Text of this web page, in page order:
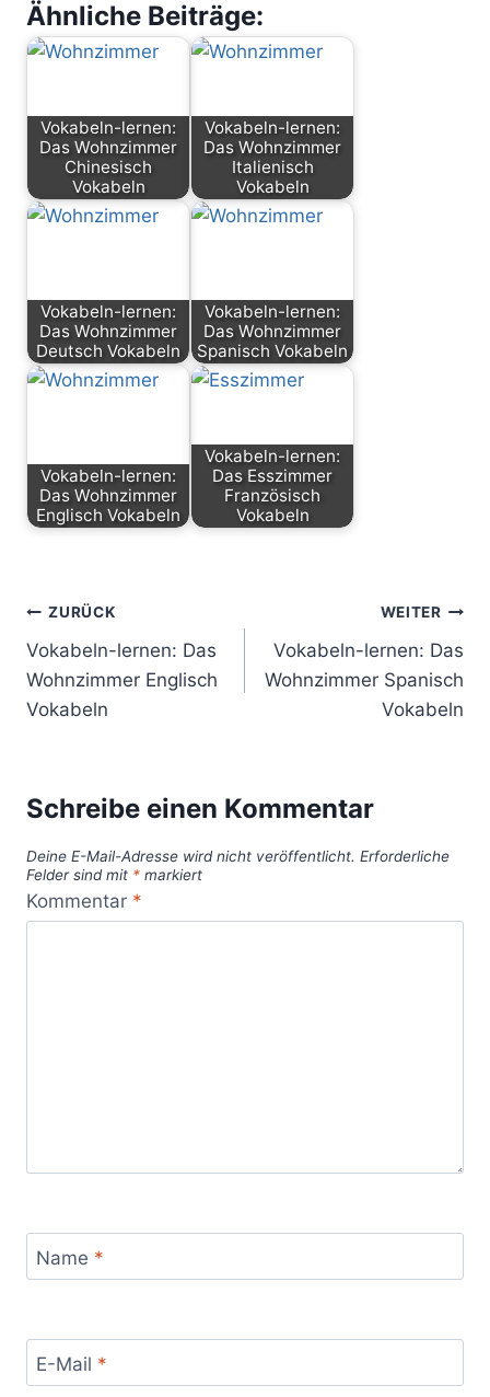
c
e
o
o
k
st
o
o
n
ai
l
le
n
Ähnliche Beiträge:
Vokabeln-lernen:
Das Wohnzimmer
Chinesisch
Vokabeln
Vokabeln-lernen:
Das Wohnzimmer
Italienisch
Vokabeln
Vokabeln-lernen:
Das Wohnzimmer
Deutsch Vokabeln
Vokabeln-lernen:
Das Wohnzimmer
Spanisch Vokabeln
Vokabeln-lernen:
Das Wohnzimmer
Englisch Vokabeln
Vokabeln-lernen:
Das Esszimmer
Französisch
Vokabeln
ZURÜCK
Vokabeln-lernen: Das
Wohnzimmer Englisch
Vokabeln
WEITER
Vokabeln-lernen: Das
Wohnzimmer Spanisch
Vokabeln
Schreibe einen Kommentar
Deine E-Mail-Adresse wird nicht veröffentlicht. Erforderliche
Felder sind mit * markiert
Kommentar *
Name *
E-Mail *